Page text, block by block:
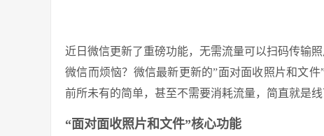
近日微信更新了重磅功能，无需流量可以扫码传输
微信而烦恼？微信最新更新的”面对面收照片和文
前所未有的简单，甚至不需要消耗流量，简直就是
“面对面收照片和文件”核心功能